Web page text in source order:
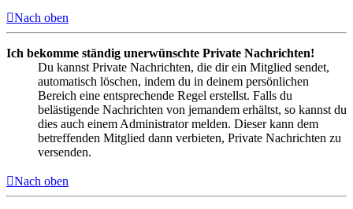
Nach oben
Ich bekomme ständig unerwünschte Private Nachrichten!
Du kannst Private Nachrichten, die dir ein Mitglied sendet,
automatisch löschen, indem du in deinem persönlichen
Bereich eine entsprechende Regel erstellst. Falls du
belästigende Nachrichten von jemandem erhältst, so kannst du
dies auch einem Administrator melden. Dieser kann dem
betreffenden Mitglied dann verbieten, Private Nachrichten zu
versenden.
Nach oben